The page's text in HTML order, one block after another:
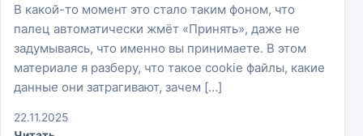
В какой-то момент это стало таким фоном, что
палец автоматически жмёт «Принять», даже не
задумываясь, что именно вы принимаете. В этом
материале я разберу, что такое cookie файлы, какие
данные они затрагивают, зачем […]
22.11.2025